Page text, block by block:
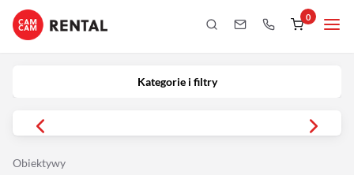
0
Kategorie i filtry
Obiektywy
Kategorie i filtry